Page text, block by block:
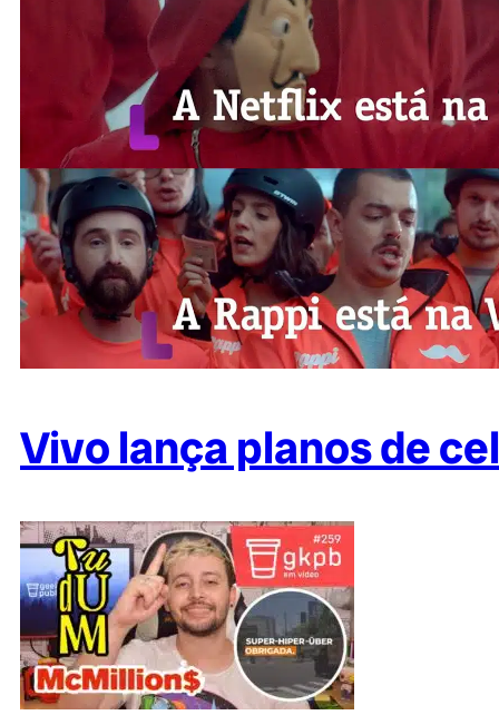
Vivo lança planos de